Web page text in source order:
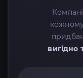
вигідно